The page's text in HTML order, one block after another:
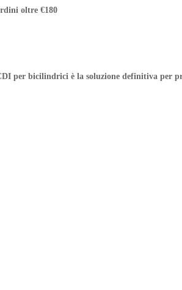
oltre €180
per bicilindrici è la soluzione definitiva per